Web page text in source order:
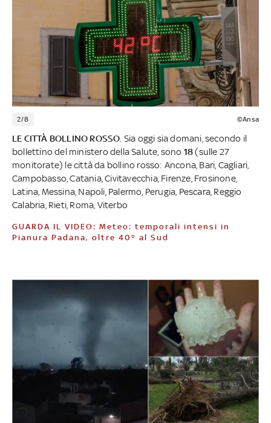
2/8 ©Ansa
LE CITTÀ BOLLINO ROSSO . Sia oggi sia domani, secondo il
bollettino del ministero della Salute, sono 18(sulle 27
monitorate) le città da bollino rosso: Ancona, Bari, Cagliari,
Campobasso, Catania, Civitavecchia, Firenze, Frosinone,
Latina, Messina, Napoli, Palermo, Perugia, Pescara, Reggio
Calabria, Rieti, Roma, Viterbo
GUARDA IL VIDEO: Meteo: temporali intensi in
Pianura Padana, oltre 40° al Sud